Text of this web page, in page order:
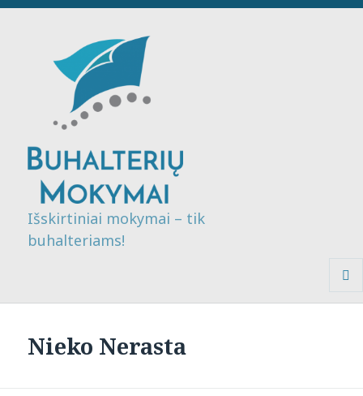
Išskirtiniai mokymai – tik
buhalteriams!
Nieko Nerasta